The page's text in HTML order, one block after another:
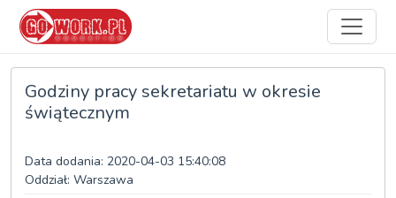
Godziny pracy sekretariatu w okresie
świątecznym
Data dodania: 2020-04-03 15:40:08
Oddział: Warszawa